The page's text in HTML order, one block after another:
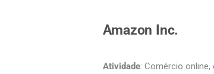
Amazon Inc.
Atividade: Comércio online,